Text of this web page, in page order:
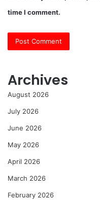
time I comment.
Archives
August 2026
July 2026
June 2026
May 2026
April 2026
March 2026
February 2026